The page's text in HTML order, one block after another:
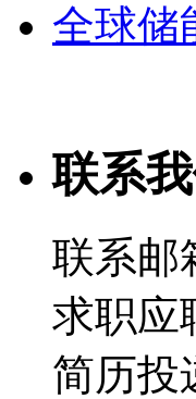
全球储
联系
联系邮
求职应
简历投